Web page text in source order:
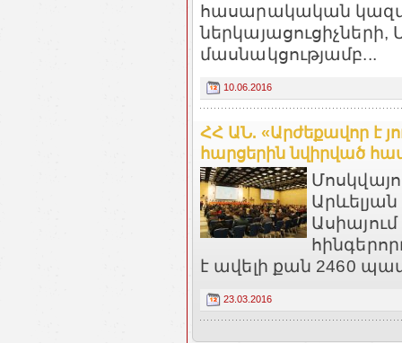
հասարակական
մասնակցությամբ...
10.06.2016
ՀՀ ԱՆ. «Արժեքավոր է
հարցերին նվիրված
է ավելի քան 2460
23.03.2016